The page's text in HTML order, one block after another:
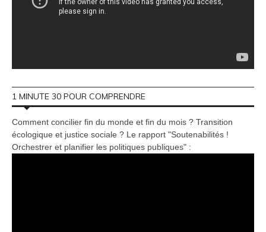
1 MINUTE 30 POUR COMPRENDRE
Comment concilier fin du monde et fin du mois ? Transition
écologique et justice sociale ? Le rapport "Soutenabilités !
Orchestrer et planifier les politiques publiques" :